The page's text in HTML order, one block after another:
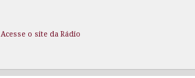
Acesse o site da Rádio